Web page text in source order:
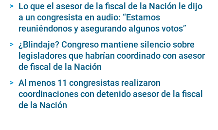
Lo que el asesor de la fiscal de la Nación le dijo
a un congresista en audio: “Estamos
reuniéndonos y asegurando algunos votos”
¿Blindaje? Congreso mantiene silencio sobre
legisladores que habrían coordinado con asesor
de fiscal de la Nación
Al menos 11 congresistas realizaron
coordinaciones con detenido asesor de la fiscal
de la Nación